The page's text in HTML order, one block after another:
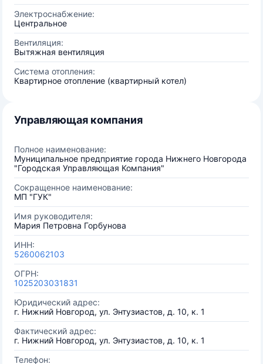
Электроснабжение:
Центральное
Вентиляция:
Вытяжная вентиляция
Система отопления:
Квартирное отопление (квартирный котел)
Управляющая компания
Полное наименование:
Муниципальное предприятие города Нижнего Новгорода
"Городская Управляющая Компания"
Сокращенное наименование:
МП "ГУК"
Имя руководителя:
Мария Петровна Горбунова
ИНН:
5260062103
ОГРН:
1025203031831
Юридический адрес:
г. Нижний Новгород, ул. Энтузиастов, д. 10, к. 1
Фактический адрес:
г. Нижний Новгород, ул. Энтузиастов, д. 10, к. 1
Телефон: